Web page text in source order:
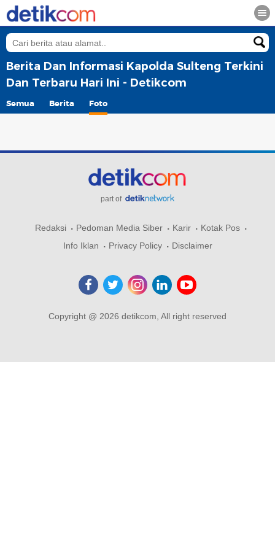
Berita Dan Informasi Kapolda Sulteng Terkini
Dan Terbaru Hari Ini - Detikcom
Semua Berita Foto
part of
Redaksi Pedoman Media Siber Karir
Kotak Pos
Info Iklan
Privacy Policy Disclaimer
Copyright @ 2026 detikcom, All right reserved